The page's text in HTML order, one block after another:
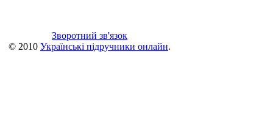
Зворотний зв'язок
© 2010 Українські підручники онлайн.